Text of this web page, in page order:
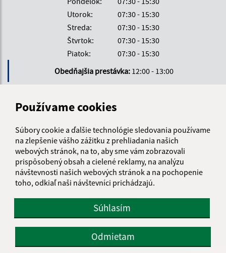
Používame cookies
Súbory cookie a ďalšie technológie sledovania používame
na zlepšenie vášho zážitku z prehliadania našich
webových stránok, na to, aby sme vám zobrazovali
prispôsobený obsah a cielené reklamy, na analýzu
návštevnosti našich webových stránok a na pochopenie
toho, odkiaľ naši návštevníci prichádzajú.
Súhlasím
Odmietam
Utorok:
07:30 - 15:30
Streda:
07:30 - 15:30
Štvrtok:
07:30 - 15:30
Piatok:
07:30 - 15:30
Obedňajšia prestávka: 12:00 - 13:00
Kontakt:
Ladomirová 33
090 03 Ladomirová
info@ladomirova.sk
+421 54 752 26 26
IČO: 00330671